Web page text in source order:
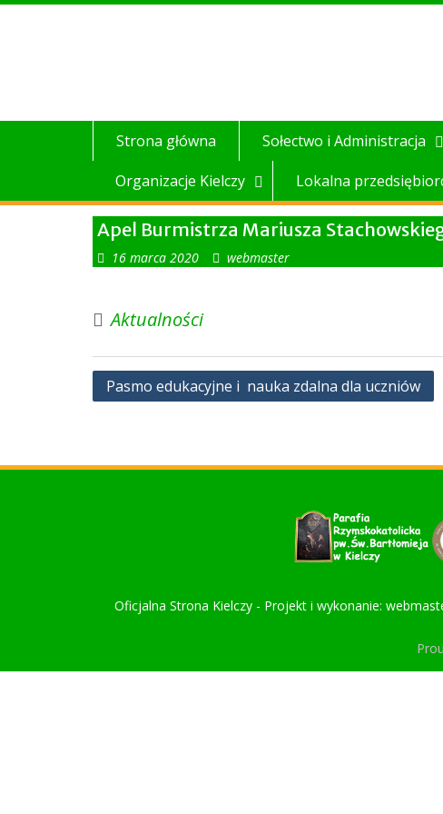
Skip
Strona główna Sołectwo i Administracja
Organizacje Kielczy
Lokalna
Apel Burmistrza Mariusza
16 marca 2020 webmaster
Aktualności
Nawigacja
Pasmo edukacyjne i nauka zdalna dla uczniów
Oficjalna Strona Kielczy - Projekt i wykonanie: